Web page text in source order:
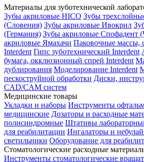
Материалы для зуботехнической
Зубы акриловые HICO Зубы
(Словения) Зубы акриловые Ивокрил
(Германия) Зубы акриловые Спофадент
акриловые Ямахачи Паковочные массы,
Interdent Гипс зуботехнический Interdent
бумага, окклюзионный спрей Interdent
дублирования Моделирование Interdent
пескоструйной обработки Диски,
CAD/CAM систем
Медицинские товары
Укладки и наборы Инструменты
медицинские Дозаторы и расходные
полисиндромные Штативы
для реабилитации Ингалаторы и
светильники Оборудование для
Стоматологические расходные
Инструменты стоматологические